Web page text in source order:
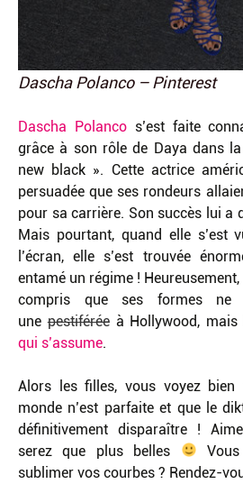
Dascha Polanco – Pinterest
Dascha Polancos’est faite
grâce à son rôle de Daya dans
new black ». Cette actrice
persuadée que ses rondeurs
pour sa carrière. Son succès lui a
Mais pourtant, quand elle s’est
l’écran, elle s’est trouvée
entamé un régime !
compris que ses formes ne
unepestiféréeà Hollywood, mais
qui s’assume.
Alors les filles, vous voyez bien
monde n’est parfaite et que le
définitivement disparaître !
serez que plus belles
sublimer vos courbes ? Rendez-